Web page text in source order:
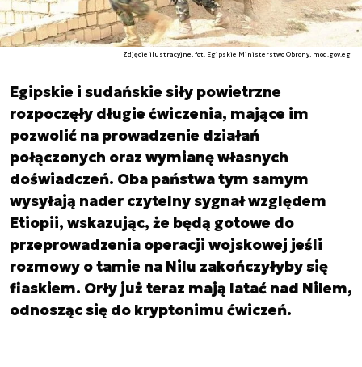
Zdjęcie ilustracyjne, fot. Egipskie Ministerstwo Obrony, mod.gov.eg
Egipskie i sudańskie siły powietrzne
rozpoczęły długie ćwiczenia, mające im
pozwolić na prowadzenie działań
połączonych oraz wymianę własnych
doświadczeń. Oba państwa tym samym
wysyłają nader czytelny sygnał względem
Etiopii, wskazując, że będą gotowe do
przeprowadzenia operacji wojskowej jeśli
rozmowy o tamie na Nilu zakończyłyby się
fiaskiem. Orły już teraz mają latać nad Nilem,
odnosząc się do kryptonimu ćwiczeń.